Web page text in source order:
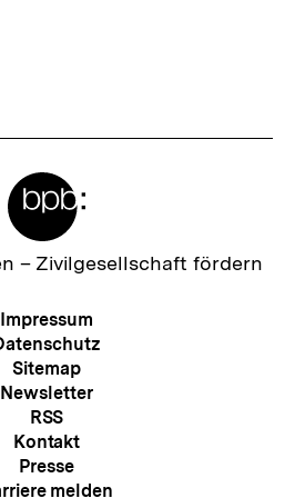
– Zivilgesellschaft fördern
Meta-
Navigation
Impressum
Sitemap
Newsletter
RSS
Kontakt
Presse
melden